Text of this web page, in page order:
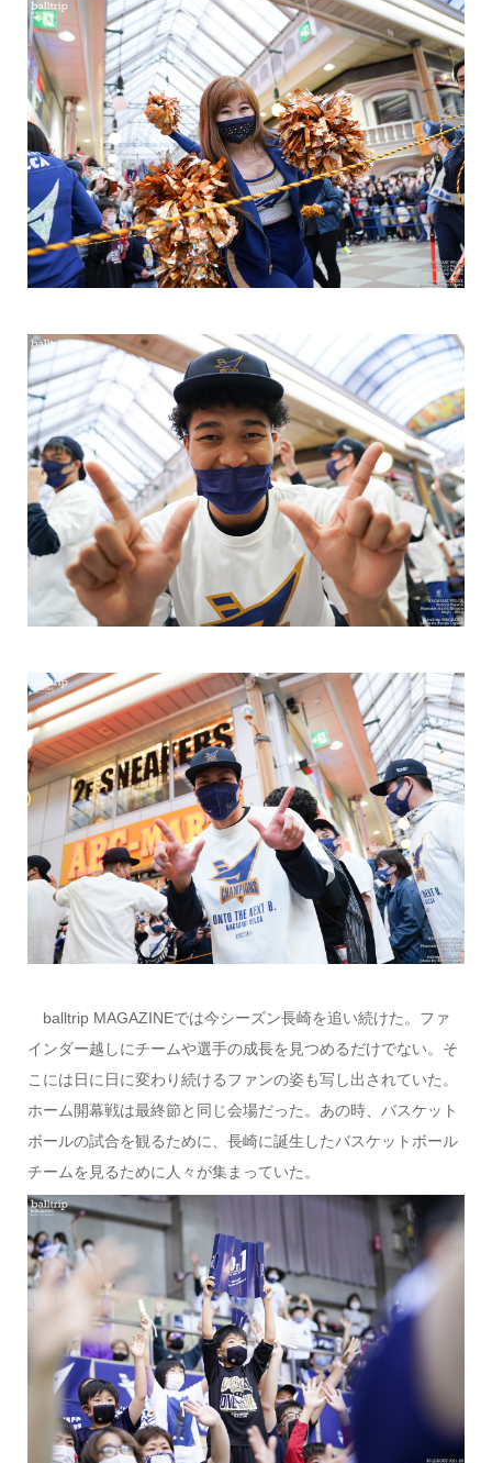
balltrip MAGAZINEでは今シーズン長崎を追い続けた。ファ
インダー越しにチームや選手の成長を見つめるだけでない。そ
こには日に日に変わり続けるファンの姿も写し出されていた。
ホーム開幕戦は最終節と同じ会場だった。あの時、バスケット
ボールの試合を観るために、長崎に誕生したバスケットボール
チームを見るために人々が集まっていた。